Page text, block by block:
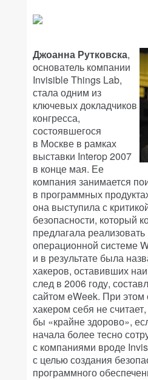
Джоанна Рутковска,
основатель компании
Invisible Things Lab,
стала одним из
ключевых докладчиков
конгресса,
состоявшегося
в Москве в рамках
выставки Interop 2007
в конце мая. Ее
компания занимается
в программных
она выступила с
безопасности, который
предлагала
операционной системе
и в результате была
хакеров, оставивших
след в 2006 году,
сайтом eWeek. При этом
хакером себя не
бы «крайне здорово»,
начала более тесно
с компаниями вроде
с целью создания
программного